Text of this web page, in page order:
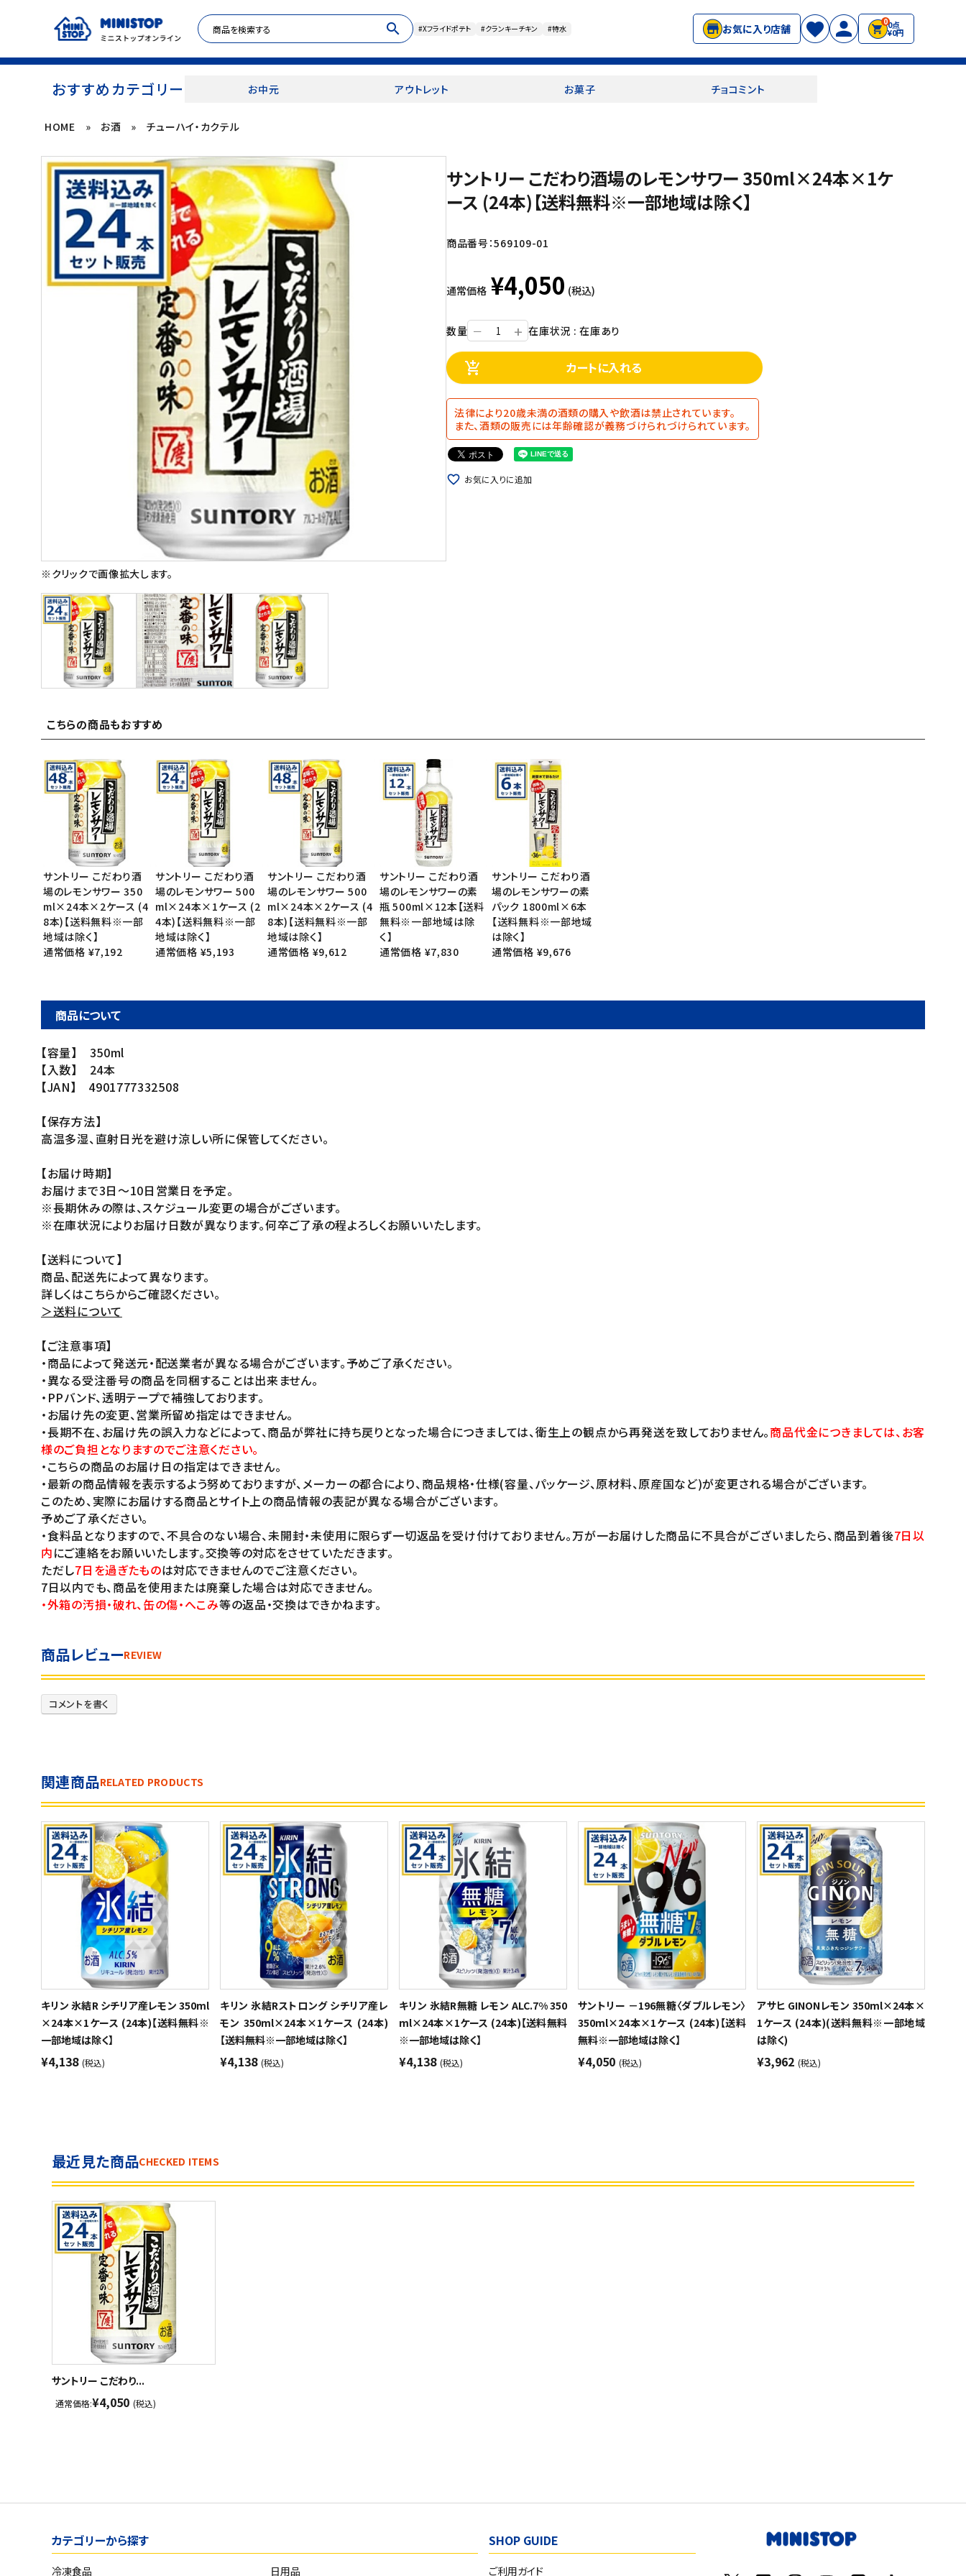
search #Xフライドポテト #クランキーチキン #特水 お気に入り店舗
00点
¥0円
おすすめカテゴリー お中元 アウトレット お菓子 チョコミント
ACCOUNT MENU
ログイン person 新規登録
カテゴリから探す
冷凍食品
フードロス
ペット用品
SHOP GUIDE
ご利用ガイド
特定商取引法表示について
プライバシーポリシー
利用規約
HOME » お酒 » チューハイ・カクテル
※クリックで画像拡大します。
サントリー こだわり酒場のレモンサワー 350ml×24本×1ケ
ース (24本)【送料無料※一部地域は除く】
商品番号：569109-01
通常価格 ¥4,050 (税込)
数量 ー + 在庫状況 : 在庫あり
add_shopping_cart カートに入れる
法律により20歳未満の酒類の購入や飲酒は禁止されています。
また、酒類の販売には年齢確認が義務づけられづけられています。
favorite_border お気に入りに追加
こちらの商品もおすすめ
サントリー こだわり酒
場のレモンサワー 350
ml×24本×2ケース (4
8本)【送料無料※一部
地域は除く】
通常価格 ¥7,192
サントリー こだわり酒
場のレモンサワー 500
ml×24本×1ケース (2
4本)【送料無料※一部
地域は除く】
通常価格 ¥5,193
サントリー こだわり酒
場のレモンサワー 500
ml×24本×2ケース (4
8本)【送料無料※一部
地域は除く】
通常価格 ¥9,612
サントリー こだわり酒
場のレモンサワーの素
瓶 500ml×12本【送料
無料※一部地域は除
く】
通常価格 ¥7,830
サントリー こだわり酒
場のレモンサワーの素
パック 1800ml×6本
【送料無料※一部地域
は除く】
通常価格 ¥9,676
商品について
【容量】 350ml
【入数】 24本
【JAN】 4901777332508
【保存方法】
高温多湿、直射日光を避け涼しい所に保管してください。
【お届け時期】
お届けまで3日～10日営業日を予定。
※長期休みの際は、スケジュール変更の場合がございます。
※在庫状況によりお届け日数が異なります。何卒ご了承の程よろしくお願いいたします。
【送料について】
商品、配送先によって異なります。
詳しくはこちらからご確認ください。
＞送料について
【ご注意事項】
・商品によって発送元・配送業者が異なる場合がございます。予めご了承ください。
・異なる受注番号の商品を同梱することは出来ません。
・PPバンド、透明テープで補強しております。
・お届け先の変更、営業所留め指定はできません。
・長期不在、お届け先の誤入力などによって、商品が弊社に持ち戻りとなった場合につきましては、衛生上の観点から再発送を致しておりません。商品代金につきましては、お客
様のご負担となりますのでご注意ください。
・こちらの商品のお届け日の指定はできません。
・最新の商品情報を表示するよう努めておりますが、メーカーの都合により、商品規格・仕様(容量、パッケージ、原材料、原産国など)が変更される場合がございます。
このため、実際にお届けする商品とサイト上の商品情報の表記が異なる場合がございます。
予めご了承ください。
・食料品となりますので、不具合のない場合、未開封・未使用に限らず一切返品を受け付けておりません。万が一お届けした商品に不具合がございましたら、商品到着後7日以
内にご連絡をお願いいたします。交換等の対応をさせていただきます。
ただし7日を過ぎたものは対応できませんのでご注意ください。
7日以内でも、商品を使用または廃棄した場合は対応できません。
・外箱の汚損・破れ、缶の傷・へこみ等の返品・交換はできかねます。
商品レビューREVIEW
コメントを書く
関連商品RELATED PRODUCTS
キリン 氷結R シチリア産レモン 350ml
×24本×1ケース (24本)【送料無料※
一部地域は除く】
¥4,138 (税込)
キリン 氷結Rストロング シチリア産レ
モン 350ml×24本×1ケース (24本)
【送料無料※一部地域は除く】
¥4,138 (税込)
キリン 氷結R無糖 レモン ALC.7% 350
ml×24本×1ケース (24本)【送料無料
※一部地域は除く】
¥4,138 (税込)
サントリー －196無糖〈ダブルレモン〉
350ml×24本×1ケース (24本)【送料
無料※一部地域は除く】
¥4,050 (税込)
アサヒ GINONレモン 350ml×24本×
1ケース (24本)(送料無料※一部地域
は除く)
¥3,962 (税込)
最近見た商品CHECKED ITEMS
サントリー こだわり...
通常価格:¥4,050 (税込)
カテゴリーから探す
冷凍食品 日用品
SHOP GUIDE
ご利用ガイド